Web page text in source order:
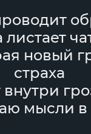
листает
новый
страха
внутри
мысли в